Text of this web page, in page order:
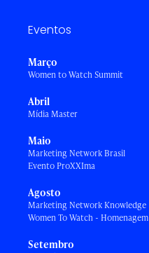
Eventos
Março
Women to Watch Summit
Abril
Mídia Master
Maio
Marketing Network Brasil
Evento ProXXIma
Agosto
Marketing Network Knowledge
Women To Watch - Homenagem
Setembro